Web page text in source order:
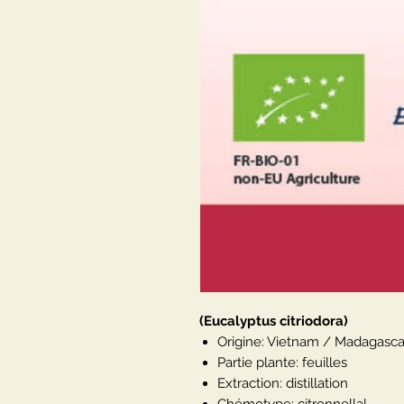
(Eucalyptus citriodora)
Origine: Vietnam /
Partie plante: feuilles
Extraction: distillation